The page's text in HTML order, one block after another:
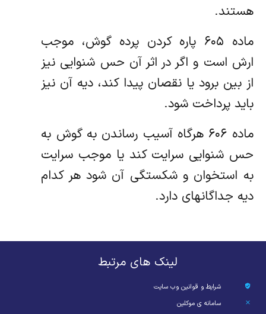
هستند.
ماده ۶۰۵ پاره کردن پرده گوش، موجب
ارش است و اگر در اثر آن حس شنوایی نیز
از بین برود یا نقصان پیدا کند، دیه آن نیز
باید پرداخت شود.
ماده ۶۰۶ هرگاه آسیب رساندن به گوش به
حس شنوایی سرایت کند یا موجب سرایت
به استخوان و شکستگی آن شود هر کدام
دیه جداگانهای دارد.
لینک های مرتبط
شرایط و قوانین وب سایت
سامانه ی موکلین